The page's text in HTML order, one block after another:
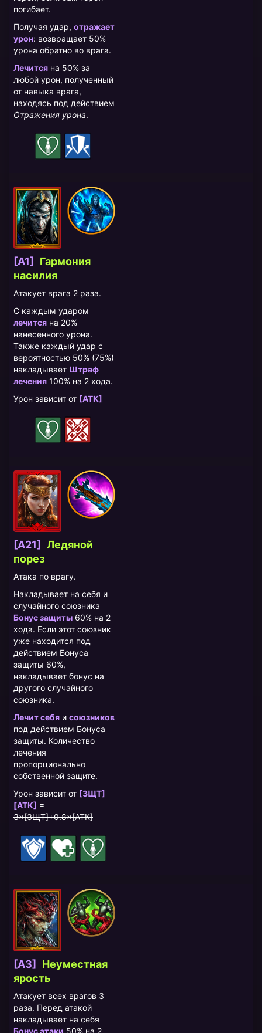
погибает.
Получая удар, отражает
урон: возвращает 50%
урона обратно во врага.
Лечится на 50% за
любой урон, полученный
от навыка врага,
находясь под действием
Отражения урона.
[A1]
Гармония
насилия
Атакует врага 2 раза.
С каждым ударом
лечится на 20%
нанесенного урона.
Также каждый удар с
вероятностью 50% (75%)
накладывает Штраф
лечения 100% на 2 хода.
Урон зависит от [АТК]
[A21]
Ледяной
порез
Атака по врагу.
Накладывает на себя и
случайного союзника
Бонус защиты 60% на 2
хода. Если этот союзник
уже находится под
действием Бонуса
защиты 60%,
накладывает бонус на
другого случайного
союзника.
Лечит себя и союзников
под действием Бонуса
защиты. Количество
лечения
пропорционально
собственной защите.
Урон зависит от [ЗЩТ]
[АТК] =
3×[ЗЩТ]+0.8×[АТК]
[A3] Неуместная
ярость
Атакует всех врагов 3
раза. Перед атакой
накладывает на себя
Бонус атаки 50% на 2